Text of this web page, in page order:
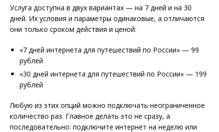
Услуга доступна в двух вариантах — на 7 дней и на 30
дней. Их условия и параметры одинаковые, а отличаются
они только сроком действия и ценой:
«7 дней интернета для путешествий по России» — 99
рублей
«30 дней интернета для путешествий по России» — 199
рублей
Любую из этих опций можно подключать неограниченное
количество раз. Главное делать это не сразу, а
последовательно: подключите интернет на неделю или